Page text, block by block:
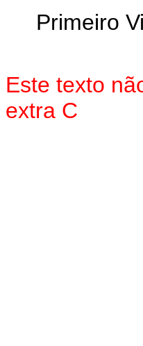
Primeiro
Este texto
extra C